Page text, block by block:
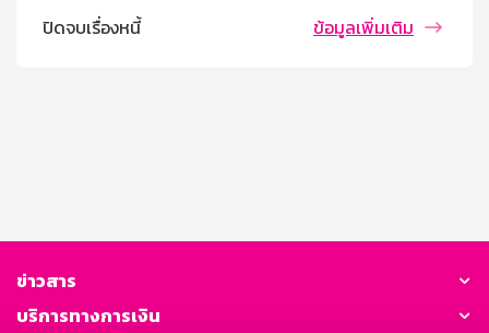
ปิดจบเรื่องหนี้
ข้อมูลเพิ่มเติม
ข่าวสาร
บริการทางการเงิน